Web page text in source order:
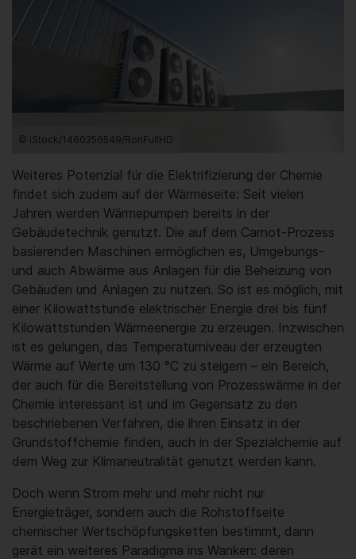
© iStock/1460256549/RonFullHD
Weiteres Potenzial für die Elektrifizierung der Chemie
findet sich zudem auf der Wärmeseite: Seit vielen
Jahren werden Wärmepumpen bereits in der
Gebäudetechnik genutzt. Die auf dem Carnot-Prozess
basierenden Maschinen ermöglichen es, Umgebungs-
und auch Abwärme aus Anlagen für die Beheizung von
Gebäuden und Anlagen zu nutzen. So ist es möglich, mit
einer Kilowattstunde elektrischer Energie drei bis fünf
Kilowattstunden Wärmeenergie zu erzeugen. Inzwischen
ist es gelungen, das Temperaturniveau der erzeugten
Wärme auf Werte um 130 °C zu steigern – ein Bereich,
der auch für die Bereitstellung von Prozesswärme in der
Chemie interessant ist und im Gegensatz zu den
beschriebenen Verfahren, die ihren Einsatz in der
Grundstoffchemie finden, auch in der Spezialchemie auf
dem Weg zur Klimaneutralität genutzt werden kann.
Doch wenn Strom mehr und mehr nicht nur
Energieträger, sondern auch die Rohstoffseite
chemischer Wertschöpfungsketten bestimmt, dann
gerät ein weiteres Paradigma ins Wanken: deren